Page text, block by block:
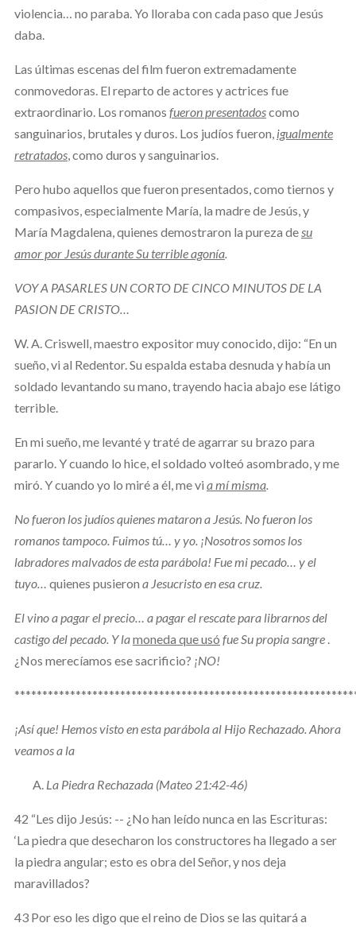
violencia… no paraba. Yo lloraba con cada paso que Jesús
daba.
Las últimas escenas del film fueron extremadamente
conmovedoras. El reparto de actores y actrices fue
extraordinario. Los romanos fueron presentadoscomo
sanguinarios, brutales y duros. Los judíos fueron, igualmente
retratados, como duros y sanguinarios.
Pero hubo aquellos que fueron presentados, como tiernos y
compasivos, especialmente María, la madre de Jesús, y
María Magdalena, quienes demostraron la pureza desu
amor por Jesús durante Su terrible agonía.
VOY A PASARLES UN CORTO DE CINCO MINUTOS DE LA
PASION DE CRISTO…
W. A. Criswell, maestro expositor muy conocido, dijo: “En un
sueño, vi al Redentor. Su espalda estaba desnuda y había un
soldado levantando su mano, trayendo hacia abajo ese látigo
terrible.
En mi sueño, me levanté y traté de agarrar su brazo para
pararlo. Y cuando lo hice, el soldado volteó asombrado, y me
miró. Y cuando yo lo miré a él, me vi a mí misma.
No fueron los judíos quienes mataron a Jesús. No fueron los
romanos tampoco. Fuimos tú… y yo. ¡Nosotros somos los
labradores malvados de esta parábola! Fue mi pecado… y el
tuyo… quienes pusieron a Jesucristo en esa cruz.
El vino a pagar el precio… a pagar el rescate para librarnos del
castigo del pecado. Y lamoneda que usó fue Su propia sangre.
¿Nos merecíamos ese sacrificio? ¡NO!
¡Así que! Hemos visto en esta parábola al Hijo Rechazado. Ahora
veamos a la
La Piedra Rechazada (Mateo 21:42-46)
42 “Les dijo Jesús: -- ¿No han leído nunca en las Escrituras:
‘La piedra que desecharon los constructores ha llegado a ser
la piedra angular; esto es obra del Señor, y nos deja
maravillados?
43 Por eso les digo que el reino de Dios se las quitará a